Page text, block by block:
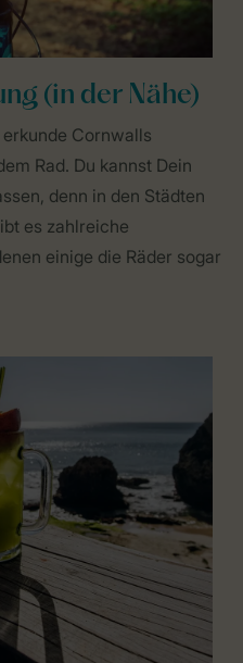
(in der Nähe)
Cornwalls
Rad. Du kannst Dein
denn in den Städten
es zahlreiche
einige die Räder sogar